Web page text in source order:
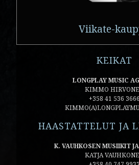
Viikate-
KEIKAT
LONGPLAY MUSIC
KIMMO
+358 41 536 3666
HAASTATTELUT JA
K. VAUHKOSEN MUSIIKIT
KATJA